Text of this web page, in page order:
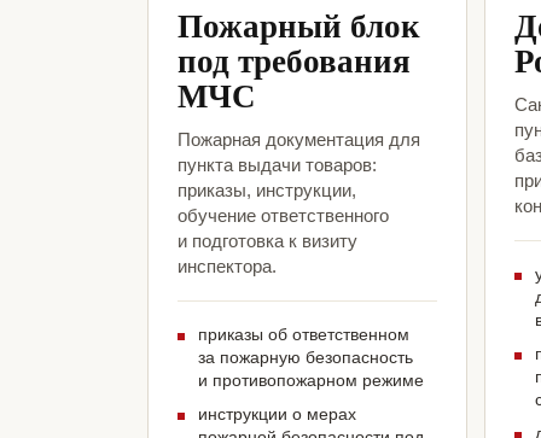
Пожарный блок
под требования
МЧС
Пожарная документация для
пункта выдачи товаров:
приказы, инструкции,
обучение ответственного
и подготовка к визиту
инспектора.
приказы об ответственном
за пожарную безопасность
и противопожарном режиме
инструкции о мерах